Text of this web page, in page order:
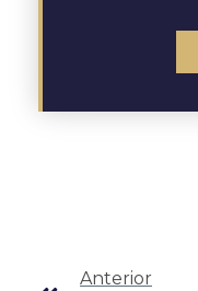
Anterior